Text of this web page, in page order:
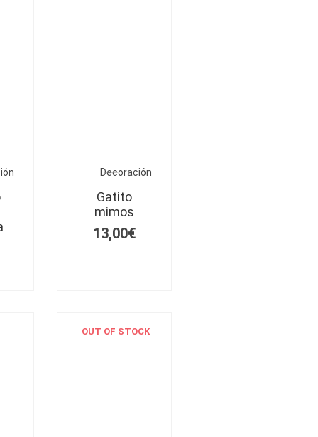
Decoración
Gatito
mimos
13,00€
OUT OF STOCK